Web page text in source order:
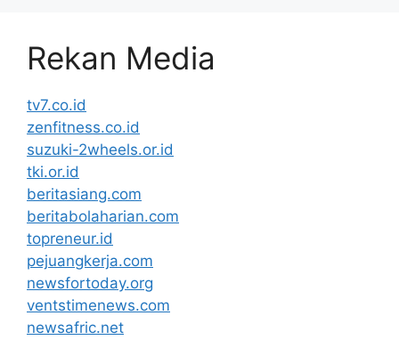
Rekan Media
tv7.co.id
zenfitness.co.id
suzuki-2wheels.or.id
tki.or.id
beritasiang.com
beritabolaharian.com
topreneur.id
pejuangkerja.com
newsfortoday.org
ventstimenews.com
newsafric.net